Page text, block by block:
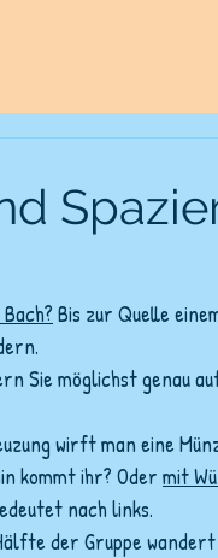
Bis zur Quelle
Sie möglichst genau
wirft man eine
kommt ihr? Oder mit
nach links.
der Gruppe